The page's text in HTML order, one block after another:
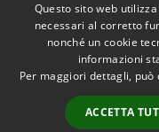
Accessibilità
Questo sito web
necessari al corretto
nonché un cookie
informazioni
Per maggiori dettagli, può
ACCETTA